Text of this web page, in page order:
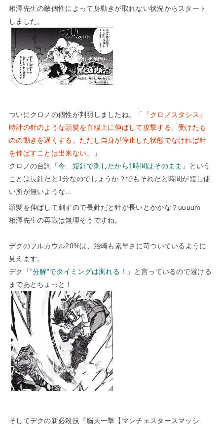
相澤先生の敵個性によって身動きが取れない状況からスタート
しました。
ついにクロノの個性が判明しましたね。「
『クロノスタシス』
時計の針のような頭髪を直線上に伸ばして攻撃する、受けたも
のの動きを遅くする。ただし自身が停止した状態でなければ針
を伸ばすことは出来ない。
」
クロノの台詞「今…短針で刺したから1時間はそのまま 」という
ことは長針だと1分なのでしょうか？でもそれだと時間が短し使
い所が無いような…
頭髪を伸ばして刺すので長針だと針が長いとかかな？uuuum
相澤先生の再戦は無理そうですね。
デクのフルカウル20%は、治崎も素早さに苛ついているように
見えます。
デク「”分解”でタイミングは測れる！
」と言っているので避ける
まであとちょっと！
そしてデクの新必殺技『脳天一撃【マンチェスタースマッシ